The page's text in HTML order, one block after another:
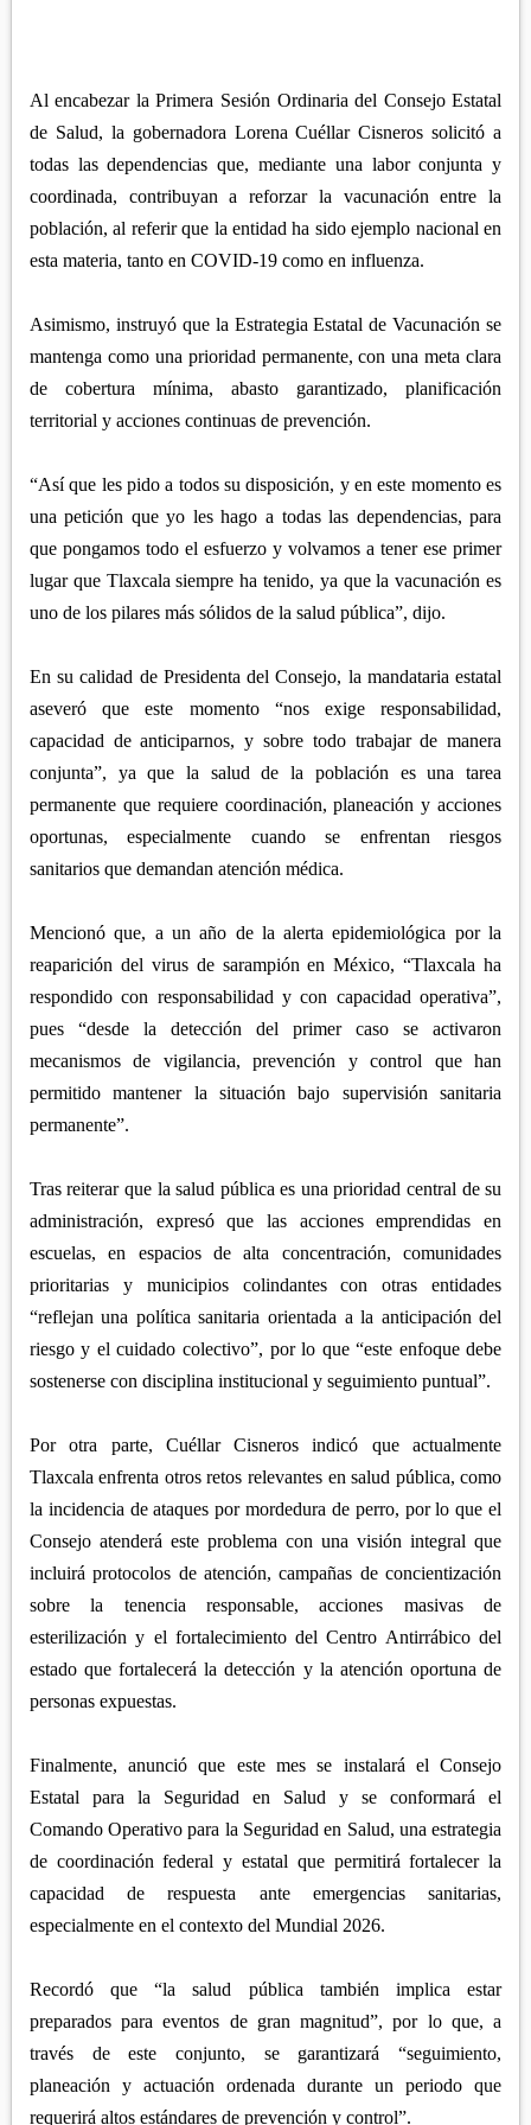
PANOTLA
SAN PABLO DEL MONTE
CALPULALPAN
HUEYOTLIPAN
NANACAMILPA
SANCTÓRUM
Al encabezar la Primera Sesión Ordinaria del Consejo Estatal
de Salud, la gobernadora Lorena Cuéllar Cisneros solicitó a
todas las dependencias que, mediante una labor conjunta y
coordinada, contribuyan a reforzar la vacunación entre la
población, al referir que la entidad ha sido ejemplo nacional en
esta materia, tanto en COVID-19 como en influenza.
Asimismo, instruyó que la Estrategia Estatal de Vacunación se
mantenga como una prioridad permanente, con una meta clara
de cobertura mínima, abasto garantizado, planificación
territorial y acciones continuas de prevención.
“Así que les pido a todos su disposición, y en este momento es
una petición que yo les hago a todas las dependencias, para
que pongamos todo el esfuerzo y volvamos a tener ese primer
lugar que Tlaxcala siempre ha tenido, ya que la vacunación es
uno de los pilares más sólidos de la salud pública”, dijo.
En su calidad de Presidenta del Consejo, la mandataria estatal
aseveró que este momento “nos exige responsabilidad,
capacidad de anticiparnos, y sobre todo trabajar de manera
conjunta”, ya que la salud de la población es una tarea
permanente que requiere coordinación, planeación y acciones
oportunas, especialmente cuando se enfrentan riesgos
sanitarios que demandan atención médica.
Mencionó que, a un año de la alerta epidemiológica por la
reaparición del virus de sarampión en México, “Tlaxcala ha
respondido con responsabilidad y con capacidad operativa”,
pues “desde la detección del primer caso se activaron
mecanismos de vigilancia, prevención y control que han
permitido mantener la situación bajo supervisión sanitaria
permanente”.
Tras reiterar que la salud pública es una prioridad central de su
administración, expresó que las acciones emprendidas en
escuelas, en espacios de alta concentración, comunidades
prioritarias y municipios colindantes con otras entidades
“reflejan una política sanitaria orientada a la anticipación del
riesgo y el cuidado colectivo”, por lo que “este enfoque debe
sostenerse con disciplina institucional y seguimiento puntual”.
Por otra parte, Cuéllar Cisneros indicó que actualmente
Tlaxcala enfrenta otros retos relevantes en salud pública, como
la incidencia de ataques por mordedura de perro, por lo que el
Consejo atenderá este problema con una visión integral que
incluirá protocolos de atención, campañas de concientización
sobre la tenencia responsable, acciones masivas de
esterilización y el fortalecimiento del Centro Antirrábico del
estado que fortalecerá la detección y la atención oportuna de
personas expuestas.
Finalmente, anunció que este mes se instalará el Consejo
Estatal para la Seguridad en Salud y se conformará el
Comando Operativo para la Seguridad en Salud, una estrategia
de coordinación federal y estatal que permitirá fortalecer la
capacidad de respuesta ante emergencias sanitarias,
especialmente en el contexto del Mundial 2026.
Recordó que “la salud pública también implica estar
preparados para eventos de gran magnitud”, por lo que, a
través de este conjunto, se garantizará “seguimiento,
planeación y actuación ordenada durante un periodo que
requerirá altos estándares de prevención y control”.